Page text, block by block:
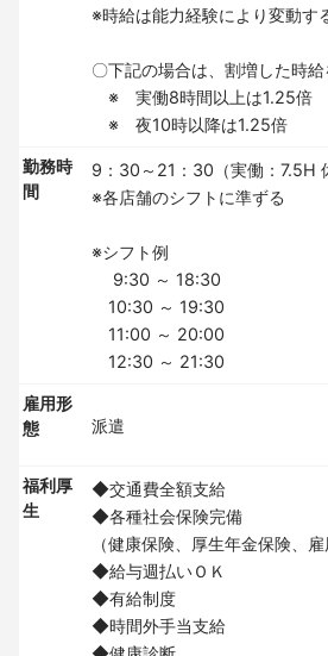
※時給は能力経験により変動す
〇下記の場合は、割増した時給
※ 実働8時間以上は1.25倍
※ 夜10時以降は1.25倍
勤務時
間
9：30～21：30（実働：7.5H
※各店舗のシフトに準ずる
※シフト例
9:30 ～ 18:30
10:30 ～ 19:30
11:00 ～ 20:00
12:30 ～ 21:30
雇用形
態
派遣
福利厚
生
◆交通費全額支給
◆各種社会保険完備
（健康保険、厚生年金保険、
◆給与週払いＯＫ
◆有給制度
◆時間外手当支給